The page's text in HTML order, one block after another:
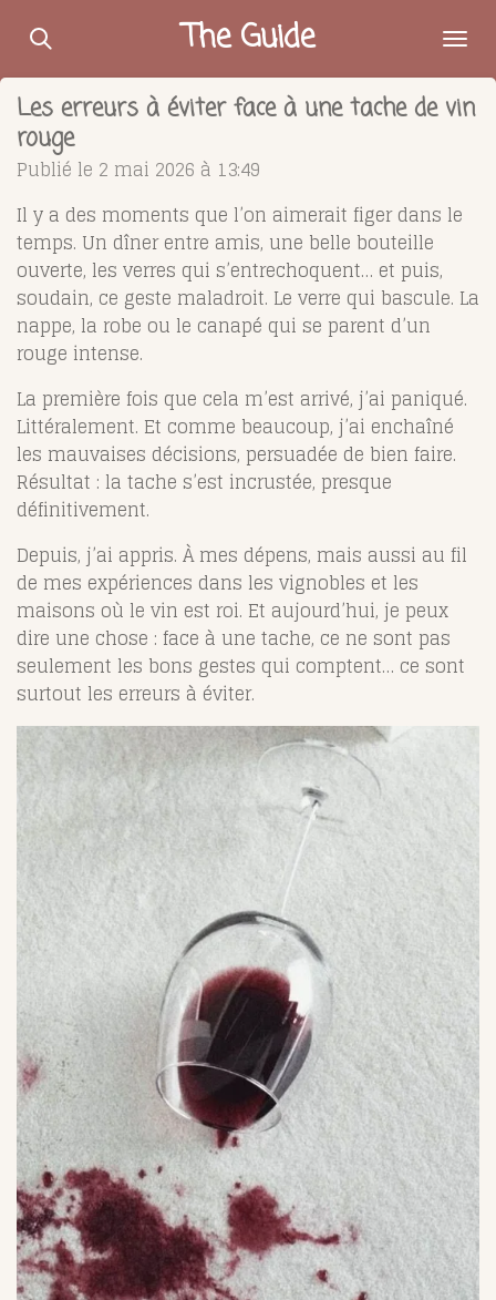
Passer
contenu
principal
The Guide
Les erreurs à éviter face à une tache de vin
rouge
Publié le 2 mai 2026 à 13:49
Il y a des moments que l’on aimerait figer dans le
temps. Un dîner entre amis, une belle bouteille
ouverte, les verres qui s’entrechoquent… et puis,
soudain, ce geste maladroit. Le verre qui bascule. La
nappe, la robe ou le canapé qui se parent d’un
rouge intense.
La première fois que cela m’est arrivé, j’ai paniqué.
Littéralement. Et comme beaucoup, j’ai enchaîné
les mauvaises décisions, persuadée de bien faire.
Résultat : la tache s’est incrustée, presque
définitivement.
Depuis, j’ai appris. À mes dépens, mais aussi au fil
de mes expériences dans les vignobles et les
maisons où le vin est roi. Et aujourd’hui, je peux
dire une chose : face à une tache, ce ne sont pas
seulement les bons gestes qui comptent… ce sont
surtout les erreurs à éviter.